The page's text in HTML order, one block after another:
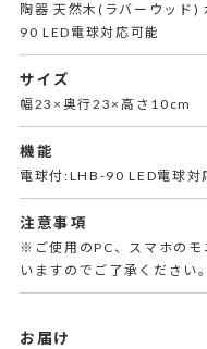
陶器 天然木(ラバーウッド)
90 LED電球対応可能
サイズ
幅23×奥行23×高さ10cm
機能
電球付:LHB-90 LED電球対
注意事項
※ご使用のPC、スマホのモ
いますのでご了承ください。
お届け